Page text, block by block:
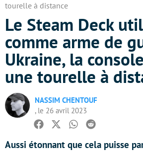
tourelle à distance
Le Steam Deck
comme arme de
Ukraine, la
une tourelle à
NASSIM CHENTOUF
, le 26 avril 2023
Facebook
TwitterWhatsapp
Reddit
Aussi étonnant que cela puisse